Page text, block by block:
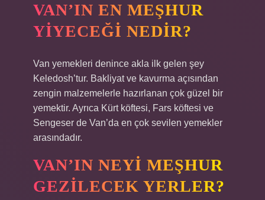
VAN’IN EN MEŞHUR
YIYECEĞI NEDIR?
Van yemekleri denince akla ilk gelen şey
Keledosh’tur. Bakliyat ve kavurma açısından
zengin malzemelerle hazırlanan çok güzel bir
yemektir. Ayrıca Kürt köftesi, Fars köftesi ve
Sengeser de Van’da en çok sevilen yemekler
arasındadır.
VAN’IN NEYI MEŞHUR
GEZILECEK YERLER?